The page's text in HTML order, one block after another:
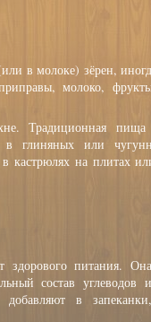
в молоке) зёрен,
молоко,
Традиционная
в глиняных или
кастрюлях на плитах
здорового питания. Она
состав углеводов и
в запеканки,